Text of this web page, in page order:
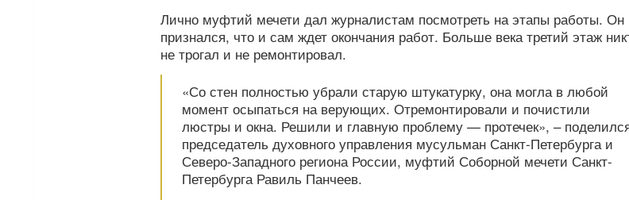
Лично муфтий мечети дал журналистам посмотреть на этапы работы. Он
признался, что и сам ждет окончания работ. Больше века третий этаж
не трогал и не ремонтировал.
«Со стен полностью убрали старую штукатурку, она могла в любой
момент осыпаться на верующих. Отремонтировали и почистили
люстры и окна. Решили и главную проблему — протечек», –
председатель духовного управления мусульман Санкт-Петербурга и
Северо-Западного региона России, муфтий Соборной мечети Санкт-
Петербурга Равиль Панчеев.